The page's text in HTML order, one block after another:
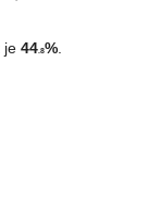
je 44 .8%